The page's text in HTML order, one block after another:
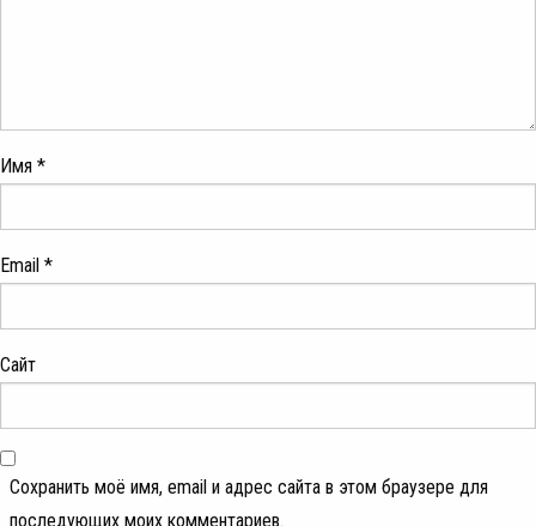
Имя *
Email *
Сайт
Сохранить моё имя, email и адрес сайта в этом браузере для
последующих моих комментариев.